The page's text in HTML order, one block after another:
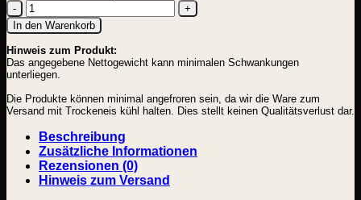
Wurstsuppe
mit
Klößchen
Menge
In den Warenkorb
Hinweis zum Produkt:
Das angegebene Nettogewicht kann minimalen Schwankungen
unterliegen.
Die Produkte können minimal angefroren sein, da wir die Ware zum
Versand mit Trockeneis kühl halten. Dies stellt keinen Qualitätsverlust dar.
Beschreibung
Zusätzliche Informationen
Rezensionen (0)
Hinweis zum Versand